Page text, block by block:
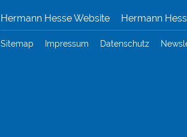
Hermann Hesse Website Hermann
Sitemap Impressum Datenschutz